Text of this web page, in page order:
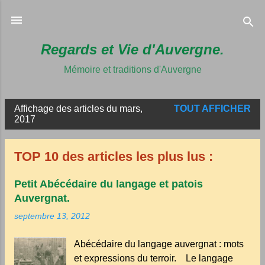
Accéder
Regards et Vie d'Auvergne.
Mémoire et traditions d'Auvergne
A
r
Affichage des articles du mars,
2017
TOUT AFFICHER
TOP 10 des articles les plus lus :
Petit Abécédaire du langage et patois
Auvergnat.
septembre 13, 2012
Abécédaire du langage auvergnat : mots
et expressions du terroir. Le langage